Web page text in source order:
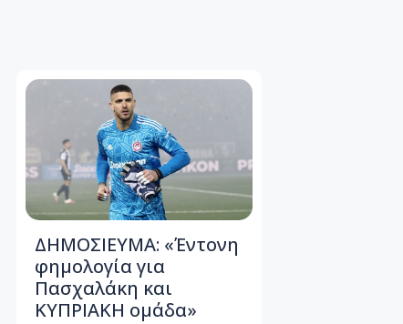
ΔΗΜΟΣΙΕΥΜΑ: «Έντονη
φημολογία για
Πασχαλάκη και
ΚΥΠΡΙΑΚΗ ομάδα»